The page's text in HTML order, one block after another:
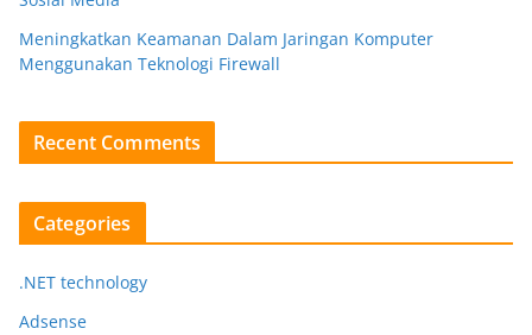
Meningkatkan Keamanan Dalam Jaringan Komputer
Menggunakan Teknologi Firewall
Recent Comments
Categories
.NET technology
Adsense